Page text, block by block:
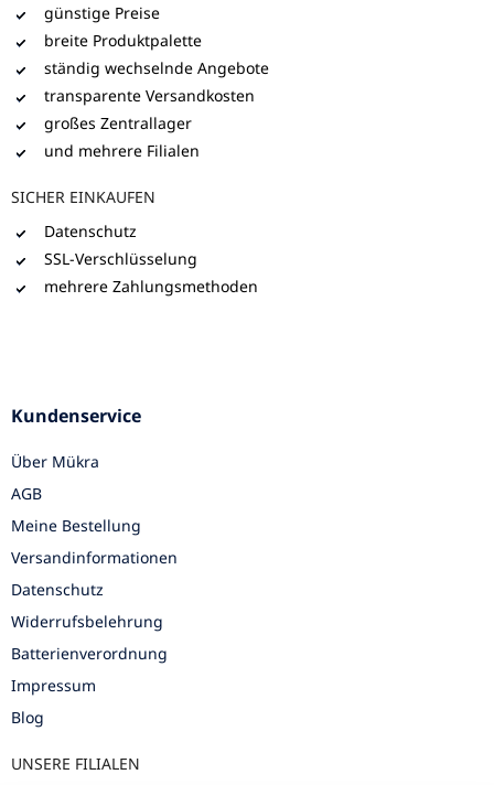
günstige Preise
breite Produktpalette
ständig wechselnde Angebote
transparente Versandkosten
großes Zentrallager
und mehrere Filialen
SICHER EINKAUFEN
Datenschutz
SSL-Verschlüsselung
mehrere Zahlungsmethoden
Kundenservice
Über Mükra
AGB
Meine Bestellung
Versandinformationen
Datenschutz
Widerrufsbelehrung
Batterienverordnung
Impressum
Blog
UNSERE FILIALEN